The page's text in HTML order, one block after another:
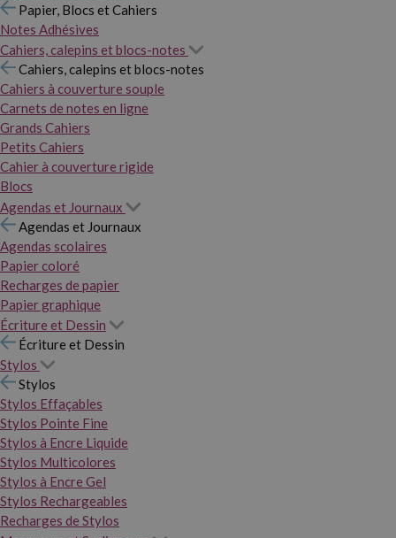
Papier, Blocs et Cahiers
Notes Adhésives
Cahiers, calepins et blocs-notes
Cahiers, calepins et blocs-notes
Cahiers à couverture souple
Carnets de notes en ligne
Grands Cahiers
Petits Cahiers
Cahier à couverture rigide
Blocs
Agendas et Journaux
Agendas et Journaux
Agendas scolaires
Papier coloré
Recharges de papier
Papier graphique
Écriture et Dessin
Écriture et Dessin
Stylos
Stylos
Stylos Effaçables
Stylos Pointe Fine
Stylos à Encre Liquide
Stylos Multicolores
Stylos à Encre Gel
Stylos Rechargeables
Recharges de Stylos